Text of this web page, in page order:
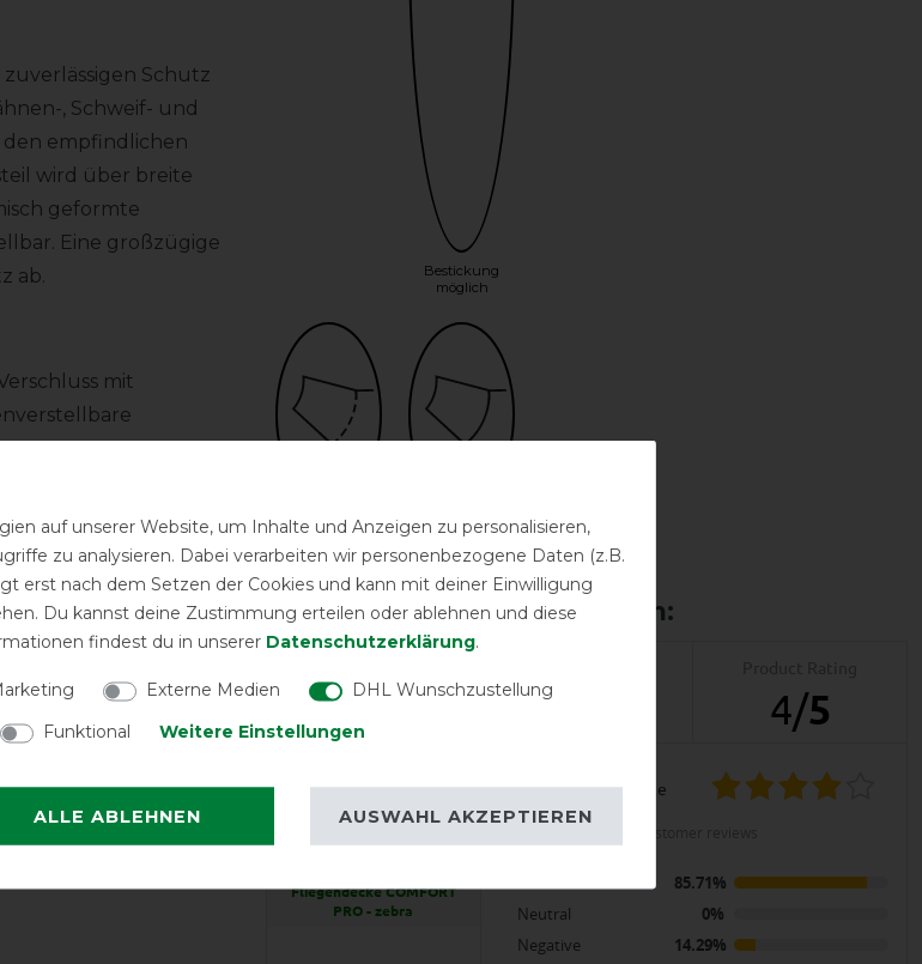
Schutz
, Schweif- und
den empfindlichen
wird über breite
geformte
Eine großzügige
ab.
mit
Bestickung
möglich
festes Halsteil
Halsteil
inklusive
GOOD
Fliegendecke COMFORT
PRO - zebra
4/5
product experience
85.71%
Neutral
0%
Negative
14.29%
auf unserer Website, um Inhalte und Anzeigen zu personalisieren,
zu analysieren. Dabei verarbeiten wir personenbezogene Daten (z.B.
erst nach dem Setzen der Cookies und kann mit deiner Einwilligung
Du kannst deine Zustimmung erteilen oder ablehnen und diese
findest du in unserer Daten­schutz­erklärung.
Externe Medien
DHL Wunschzustellung
Funktional Weitere Einstellungen
ALLE ABLEHNEN AUSWAHL AKZEPTIEREN